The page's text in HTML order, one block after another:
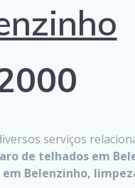
serviços
de telhados em
Belenzinho,